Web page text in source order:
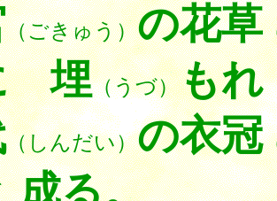
（ごきゅう）の花草
埋（うづ）もれ
（しんだい）の衣冠
成る。